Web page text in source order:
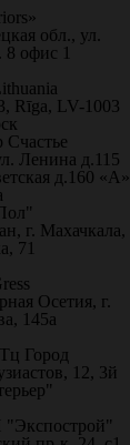
обл., ул.
8 офис 1
Rīga, LV-1003
Ленина д.115
д.160 «А»
г. Махачкала,
71
Осетия, г.
145а
Город
12, 3й